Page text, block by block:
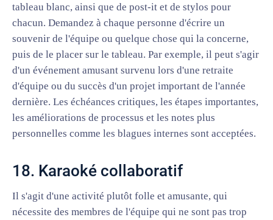
tableau blanc, ainsi que de post-it et de stylos pour
chacun. Demandez à chaque personne d'écrire un
souvenir de l'équipe ou quelque chose qui la concerne,
puis de le placer sur le tableau. Par exemple, il peut s'agir
d'un événement amusant survenu lors d'une retraite
d'équipe ou du succès d'un projet important de l'année
dernière. Les échéances critiques, les étapes importantes,
les améliorations de processus et les notes plus
personnelles comme les blagues internes sont acceptées.
18. Karaoké collaboratif
Il s'agit d'une activité plutôt folle et amusante, qui
nécessite des membres de l'équipe qui ne sont pas trop